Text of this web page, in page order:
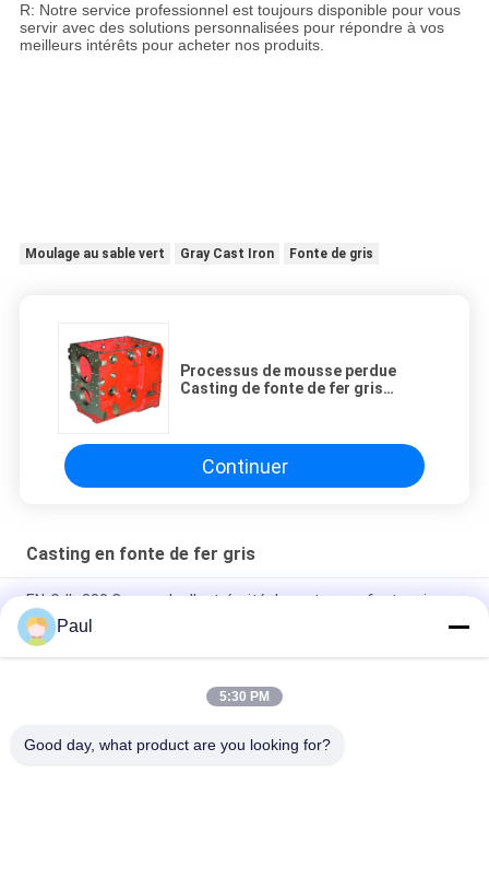
R: Notre service professionnel est toujours disponible pour vous
servir avec des solutions personnalisées pour répondre à vos
meilleurs intérêts pour acheter nos produits.
Moulage au sable vert Gray Cast Iron Fonte de gris
Processus de mousse perdue
Casting de fonte de fer gris
Continuer
Casting en fonte de fer gris
EN-GJL-300 Couvercle d'extrémité de moteur en fonte grise
moulée au sable
Pièces de fonderie en sable de fer gris pour machines
Paul
5:30 PM
Good day, what product are you looking for?